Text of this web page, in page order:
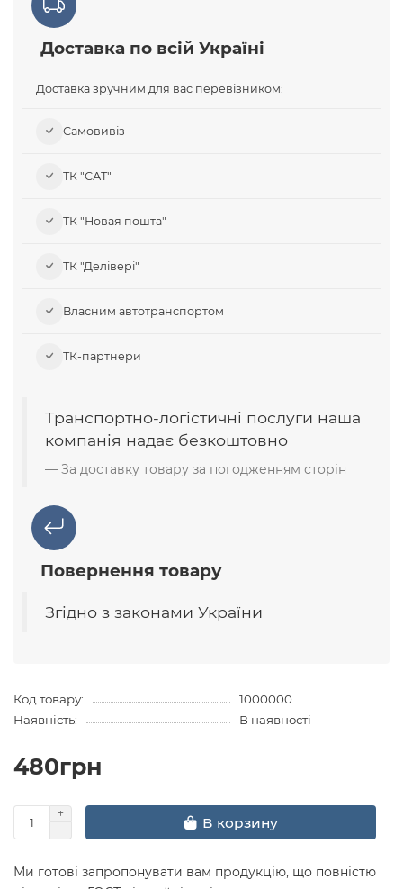
Доставка по всій Україні
Доставка зручним для вас перевізником:
Самовивіз​
ТК "САТ"
ТК "Новая пошта"
ТК "Делівері"
Власним автотранспортом
ТК-партнери
Транспортно-логістичні послуги наша
компанія надає безкоштовно
За доставку товару за погодженням сторін
Повернення товару
Згідно з законами України
Код товару:
1000000
Наявність:
В наявності
480грн
В корзину
Ми готові запропонувати вам продукцію, що повністю